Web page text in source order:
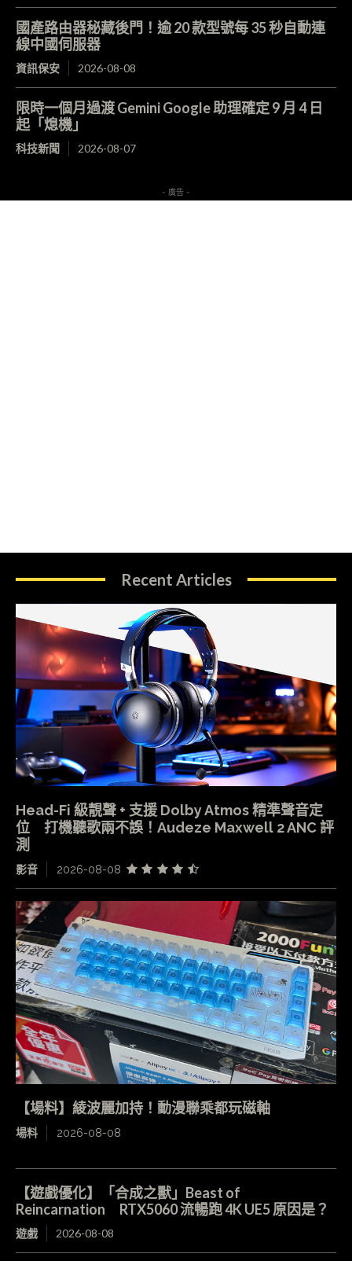
國產路由器秘藏後門！逾 20 款型號每 35 秒自動連
線中國伺服器
資訊保安 2026-08-08
限時一個月過渡 Gemini Google 助理確定 9 月 4 日
起「熄機」
科技新聞 2026-08-07
- 廣告 -
Recent Articles
Head-Fi 級靚聲 + 支援 Dolby Atmos 精準聲音定
位 打機聽歌兩不誤！Audeze Maxwell 2 ANC 評
測
影音 2026-08-08
【場料】綾波麗加持！動漫聯乘都玩磁軸
場料 2026-08-08
【遊戲優化】「合成之獸」Beast of
Reincarnation RTX5060 流暢跑 4K UE5 原因是？
遊戲 2026-08-08